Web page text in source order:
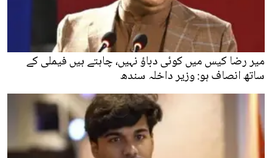
میر رضا کیس میں کوئی دباؤ نہیں، چاہتے ہیں فیملی کے
ساتھ انصاف ہو: وزیر داخلہ سندھ